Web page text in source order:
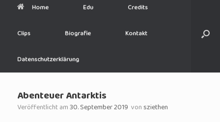
Home Edu Credits
Clips Biografie Kontakt
Datenschutzerklärung
Abenteuer Antarktis
Veröffentlicht am30. September 2019 von sziethen